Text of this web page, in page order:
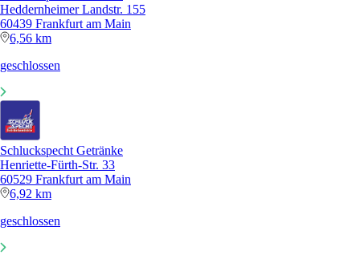
Heddernheimer Landstr. 155
60439 Frankfurt am Main
6,56 km
geschlossen
Schluckspecht Getränke
Henriette-Fürth-Str. 33
60529 Frankfurt am Main
6,92 km
geschlossen